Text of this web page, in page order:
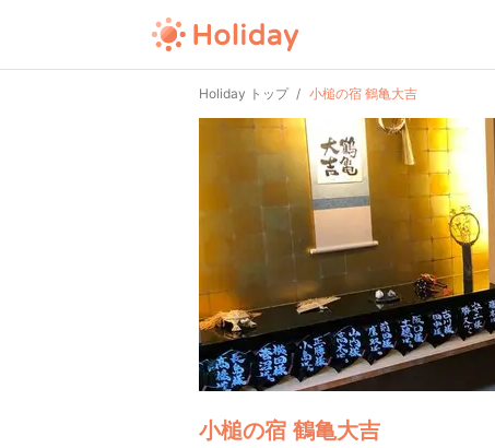
Holiday トップ 小槌の宿 鶴亀大吉
小槌の宿 鶴亀大吉